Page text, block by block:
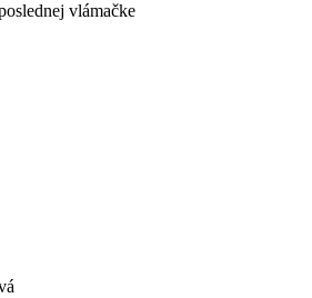
vlámačke